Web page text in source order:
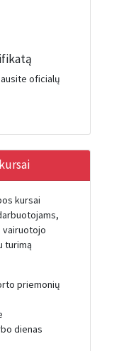
oficialų
kursai
vairuotojo
turimą
priemonių
dienas